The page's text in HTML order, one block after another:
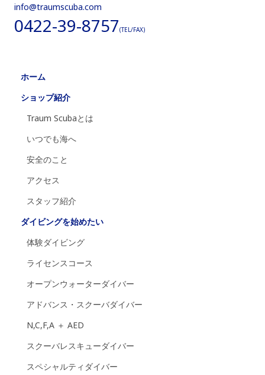
info@traumscuba.com
0422-39-8757(TEL/FAX)
ホーム
ショップ紹介
Traum Scubaとは
いつでも海へ
安全のこと
アクセス
スタッフ紹介
ダイビングを始めたい
体験ダイビング
ライセンスコース
オープンウォーターダイバー
アドバンス・スクーバダイバー
N,C,F,A ＋ AED
スクーバレスキューダイバー
スペシャルティダイバー